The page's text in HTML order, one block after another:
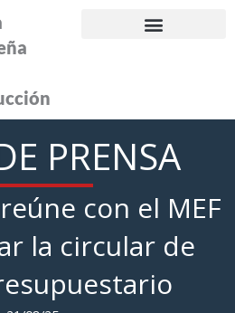
PRENSA
con el MEF
la circular de